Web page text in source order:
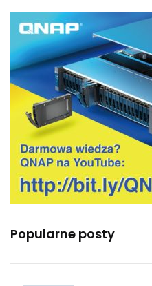
Popularne posty